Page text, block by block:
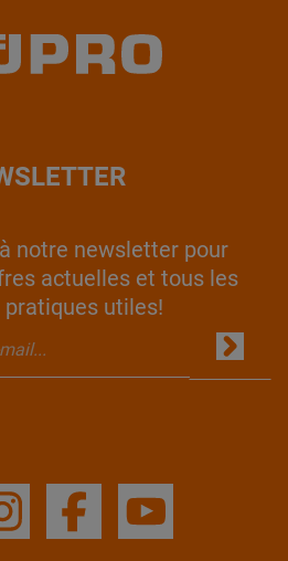
notre newsletter pour
actuelles et tous les
pratiques utiles!